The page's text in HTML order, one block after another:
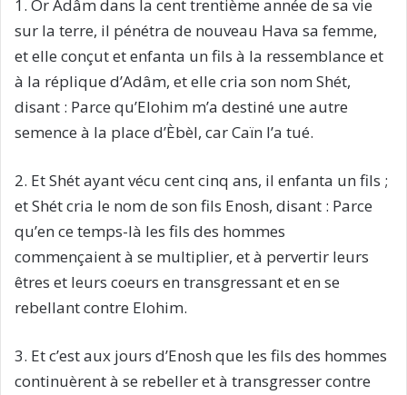
1. Or Adâm dans la cent trentième année de sa vie
sur la terre, il pénétra de nouveau Hava sa femme,
et elle conçut et enfanta un fils à la ressemblance et
à la réplique d’Adâm, et elle cria son nom Shét,
disant : Parce qu’Elohim m’a destiné une autre
semence à la place d’Èbèl, car Caïn l’a tué.
2. Et Shét ayant vécu cent cinq ans, il enfanta un fils ;
et Shét cria le nom de son fils Enosh, disant : Parce
qu’en ce temps-là les fils des hommes
commençaient à se multiplier, et à pervertir leurs
êtres et leurs coeurs en transgressant et en se
rebellant contre Elohim.
3. Et c’est aux jours d’Enosh que les fils des hommes
continuèrent à se rebeller et à transgresser contre